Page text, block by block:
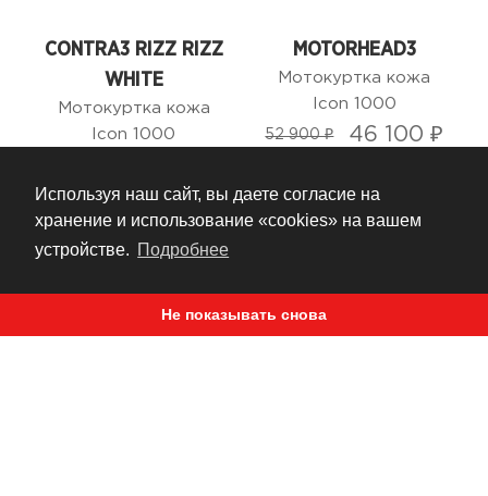
Используя наш сайт, вы даете согласие на
хранение и использование «cookies» на вашем
устройстве. Подробнее
Не показывать снова
CONTRA3 RIZZ RIZZ
WHITE
Мотокуртка кожа
Icon 1000
MOTORHEAD3
Мотокуртка кожа
Icon 1000
52 900 ₽ 46 100 ₽